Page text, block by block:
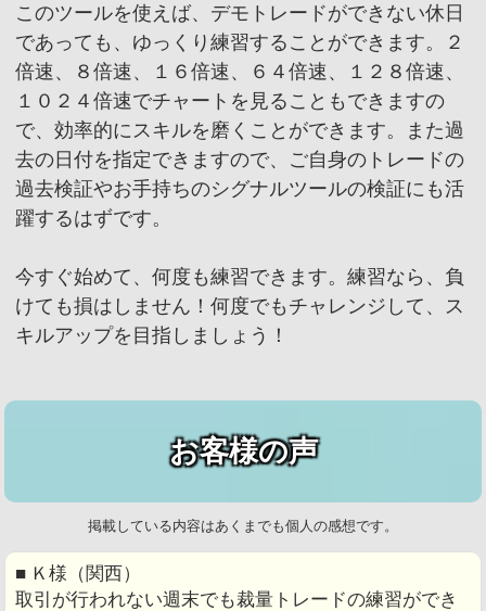
このツールを使えば、デモトレードができない休日
であっても、ゆっくり練習することができます。２
倍速、８倍速、１６倍速、６４倍速、１２８倍速、
１０２４倍速でチャートを見ることもできますの
で、効率的にスキルを磨くことができます。また過
去の日付を指定できますので、ご自身のトレードの
過去検証やお手持ちのシグナルツールの検証にも活
躍するはずです。
今すぐ始めて、何度も練習できます。練習なら、負
けても損はしません！何度でもチャレンジして、ス
キルアップを目指しましょう！
お客様の声
掲載している内容はあくまでも個人の感想です。
■ Ｋ様（関西）
取引が行われない週末でも裁量トレードの練習ができ